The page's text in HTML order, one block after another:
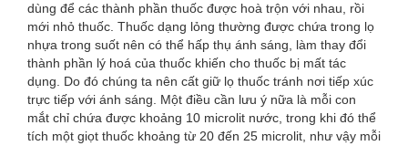
dùng để các thành phần thuốc được hoà trộn với nhau, rồi
mới nhỏ thuốc. Thuốc dạng lỏng thường được chứa trong lọ
nhựa trong suốt nên có thể hấp thụ ánh sáng, làm thay đổi
thành phần lý hoá của thuốc khiến cho thuốc bị mất tác
dụng. Do đó chúng ta nên cất giữ lọ thuốc tránh nơi tiếp xúc
trực tiếp với ánh sáng. Một điều cần lưu ý nữa là mỗi con
mắt chỉ chứa được khoảng 10 microlit nước, trong khi đó thể
tích một giọt thuốc khoảng từ 20 đến 25 microlit, như vậy mỗi